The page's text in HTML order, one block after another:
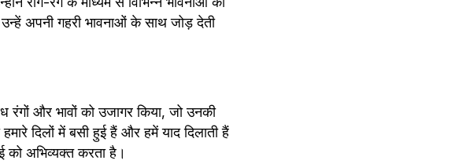
अपनी गहरी भावनाओं के साथ जोड़ देती
रंगों और भावों को उजागर किया, जो उनकी
दिलों में बसी हुई हैं और हमें याद दिलाती हैं
को अभिव्यक्त करता है।